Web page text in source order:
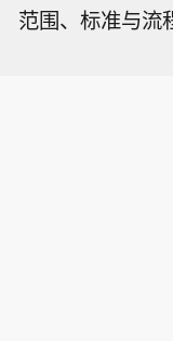
范围、标准与流